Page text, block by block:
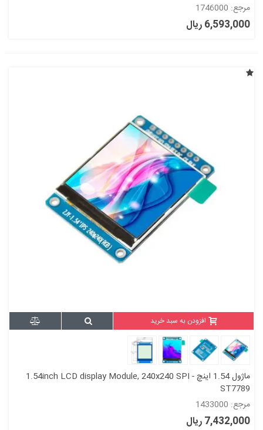
مرجع: 1746000
6,593,000 ریال
افزودن به سبد خرید
ماژول 1.54 اینچ 1.54inch LCD display Module, 240x240 SPI -
ST7789
مرجع: 1433000
7,432,000 ریال